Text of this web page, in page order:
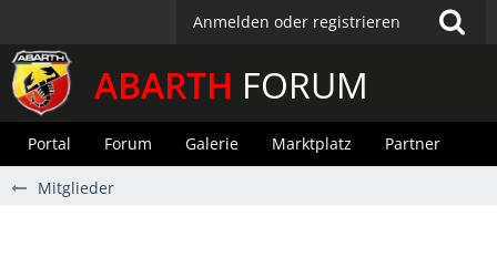
Anmelden oder registrieren
ABARTH FORUM
Portal Forum Galerie Marktplatz Partner
Mitglieder